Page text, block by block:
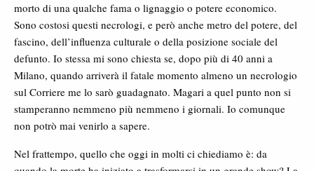
morto di una qualche fama o lignaggio o potere economico.
Sono costosi questi necrologi, e però anche metro del potere, del
fascino, dell’influenza culturale o della posizione sociale del
defunto. Io stessa mi sono chiesta se, dopo più di 40 anni a
Milano, quando arriverà il fatale momento almeno un necrologio
sul Corriere me lo sarò guadagnato. Magari a quel punto non si
stamperanno nemmeno più nemmeno i giornali. Io comunque
non potrò mai venirlo a sapere.
Nel frattempo, quello che oggi in molti ci chiediamo è: da